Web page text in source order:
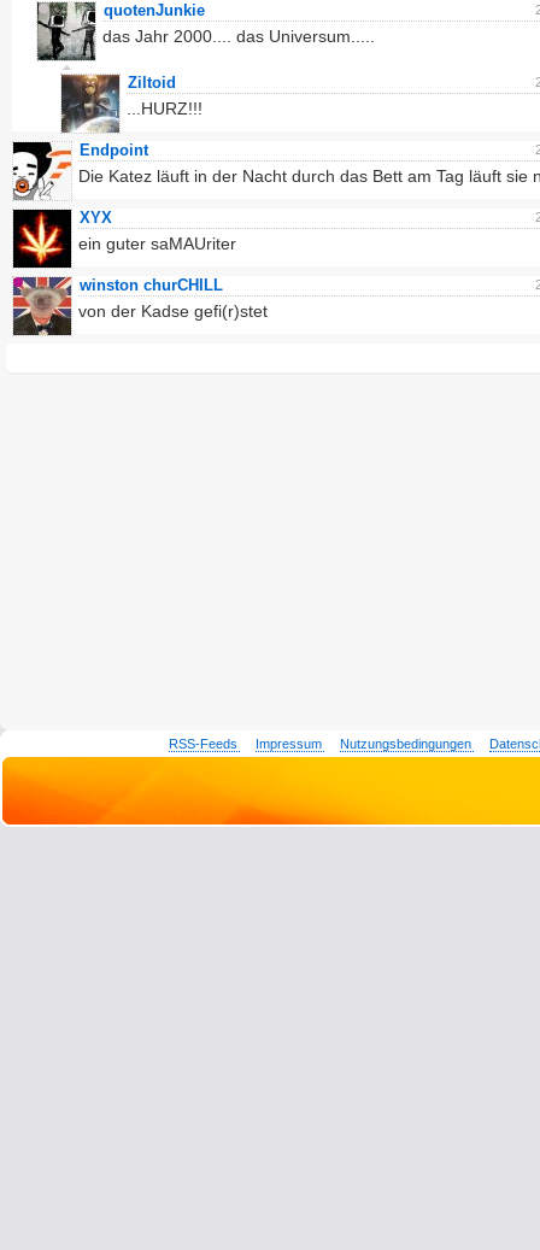
quotenJunkie
das Jahr 2000.... das Universum.....
Ziltoid
...HURZ!!!
Endpoint
Die Katez läuft in der Nacht durch das Bett am Tag läuft sie
XYX
ein guter saMAUriter
winston churCHILL
von der Kadse gefi(r)stet
RSS-Feeds Impressum Nutzungsbedingungen